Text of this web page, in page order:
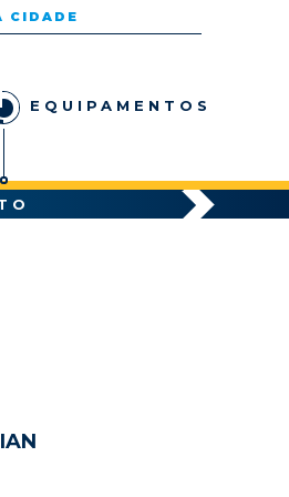
CIDADE
EQUIPAMENTOS